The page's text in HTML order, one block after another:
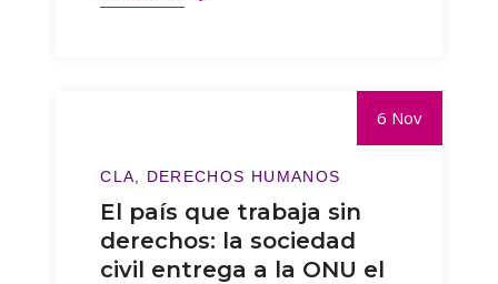
6 Nov
CLA DERECHOS HUMANOS
El país que trabaja sin
derechos: la sociedad
civil entrega a la ONU el